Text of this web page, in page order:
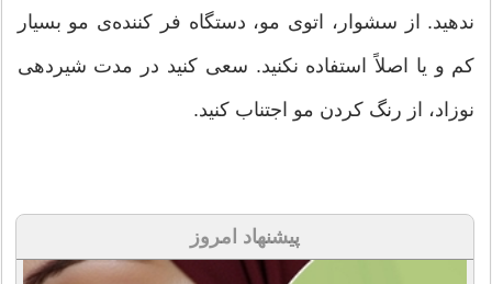
ندهید. از سشوار، اتوی مو، دستگاه فر کننده‌ی مو بسیار
کم و یا اصلاً استفاده نکنید. سعی کنید در مدت شیردهی
نوزاد، از رنگ کردن مو اجتناب کنید.
پیشنهاد امروز